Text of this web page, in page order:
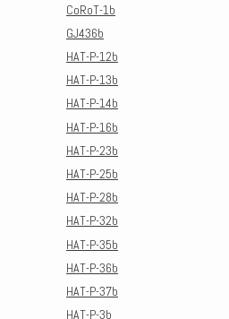
CoRoT-1b
GJ436b
HAT-P-12b
HAT-P-13b
HAT-P-14b
HAT-P-16b
HAT-P-23b
HAT-P-25b
HAT-P-28b
HAT-P-32b
HAT-P-35b
HAT-P-36b
HAT-P-37b
HAT-P-3b